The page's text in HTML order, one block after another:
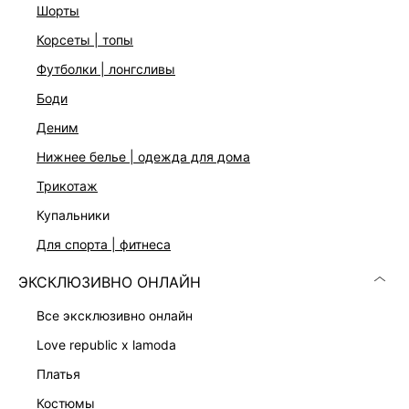
шорты
корсеты | топы
футболки | лонгсливы
боди
деним
нижнее белье | одежда для дома
трикотаж
купальники
для спорта | фитнеса
ЭКСКЛЮЗИВНО ОНЛАЙН
все эксклюзивно онлайн
love republic x lamoda
платья
костюмы
ДОСТАВКА И ВОЗВРАТ
Скачать